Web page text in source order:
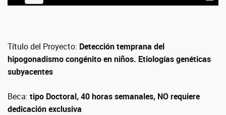
Título del Proyecto: Detección temprana del
hipogonadismo congénito en niños. Etiologías genéticas
subyacentes
Beca: tipo Doctoral, 40 horas semanales, NO requiere
dedicación exclusiva